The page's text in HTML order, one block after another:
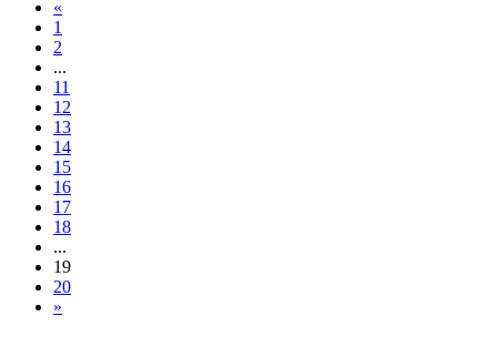
«
1
2
...
11
12
13
14
15
16
17
18
...
19
20
»